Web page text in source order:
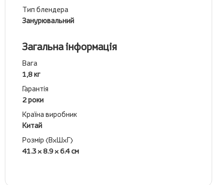
Тип блендера
Занурювальний
Загальна інформація
Вага
1,8 кг
Гарантія
2 роки
Країна виробник
Китай
Розмір (ВхШхГ)
41.3 x 8.9 x 6.4 см